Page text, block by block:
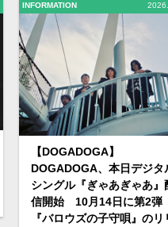
INFORMATION
【DOGADOGA】
DOGADOGA、本日デジタ
シングル『ぎゃあぎゃあ』
信開始 10月14日に第2弾
『バロウズの子守唄』のリ